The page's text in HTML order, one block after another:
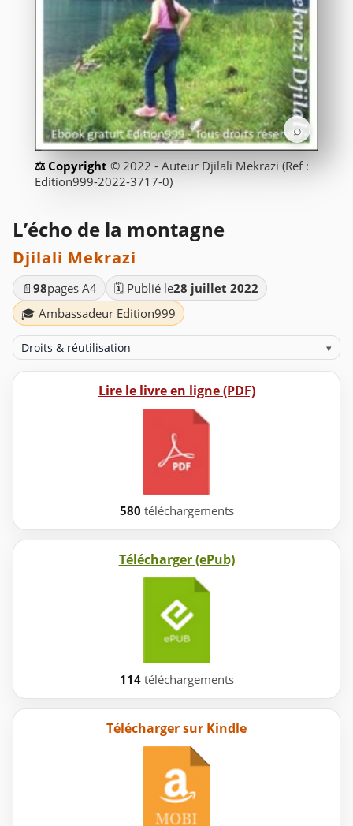
⌕
© 2022 - Auteur Djilali Mekrazi (Ref :
Edition999-2022-3717-0)
L’écho de la montagne
Djilali Mekrazi
📄 98pages A4 🗓️ Publié le28 juillet 2022
🎓 Ambassadeur Edition999
Droits & réutilisation ▾
Lire le livre en ligne (PDF)
580 téléchargements
Télécharger (ePub)
114téléchargements
Télécharger sur Kindle